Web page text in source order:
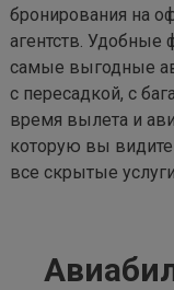
бронирования на
агентств.
самые выгодные
с пересадкой, с
время вылета и
которую вы
все скрытые